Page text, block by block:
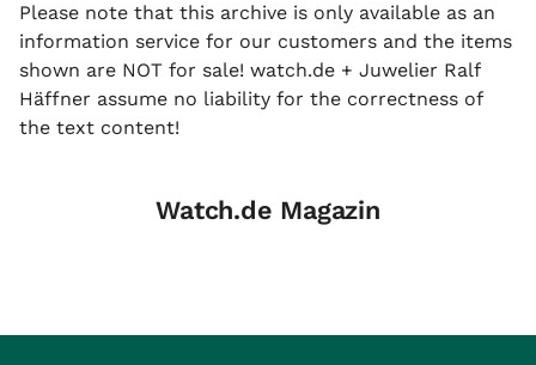
Please note that this archive is only available as an
information service for our customers and the items
shown are NOT for sale! watch.de + Juwelier Ralf
Häffner assume no liability for the correctness of
the text content!
Watch.de Magazin